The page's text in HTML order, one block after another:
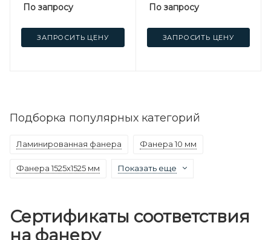
По запросу
ЗАПРОСИТЬ ЦЕНУ
По запросу
ЗАПРОСИТЬ ЦЕНУ
Подборка популярных категорий
Ламинированная фанера Фанера 10 мм
Фанера 1525х1525 мм Показать еще
Сертификаты соответствия
на фанеру